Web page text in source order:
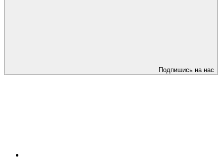
Подпишись на нас